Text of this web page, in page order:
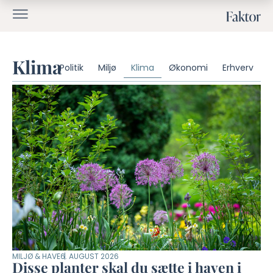
KlimaPolitik Miljø Klima Økonomi Erhverv
MILJØ & HAVE6. AUGUST 2026
Disse planter skal du sætte i haven i